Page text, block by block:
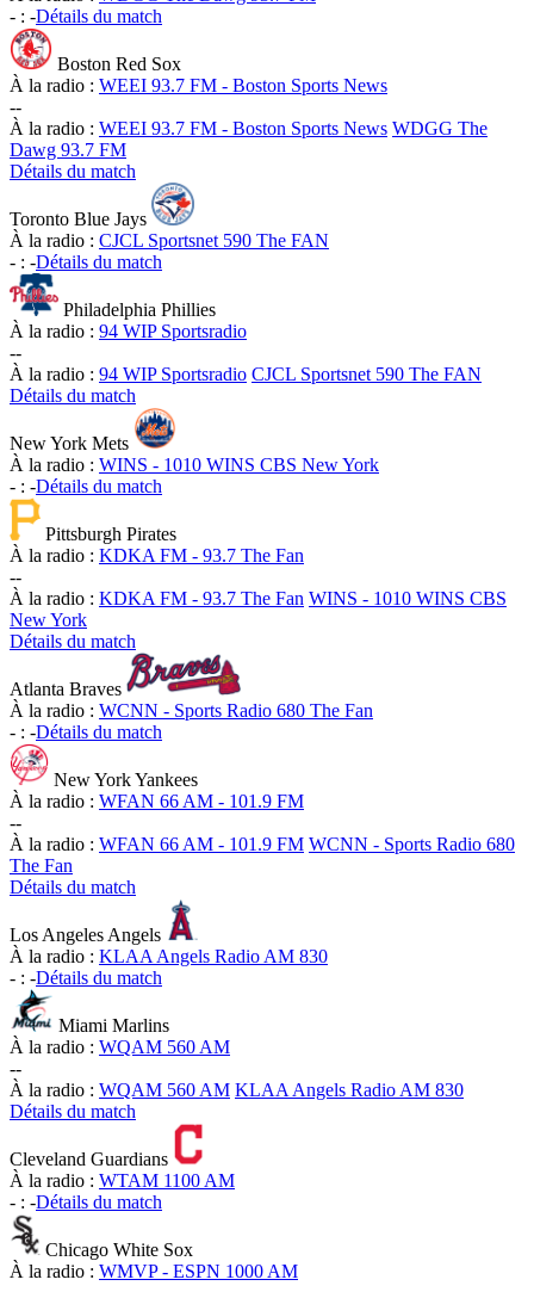
- : -Détails du match
Boston Red Sox
À la radio : WEEI 93.7 FM - Boston Sports News
--
À la radio : WEEI 93.7 FM - Boston Sports News WDGG The
Dawg 93.7 FM
Détails du match
Toronto Blue Jays
À la radio : CJCL Sportsnet 590 The FAN
- : -Détails du match
Philadelphia Phillies
À la radio : 94 WIP Sportsradio
--
À la radio : 94 WIP Sportsradio CJCL Sportsnet 590 The FAN
Détails du match
New York Mets
À la radio : WINS - 1010 WINS CBS New York
- : -Détails du match
Pittsburgh Pirates
À la radio : KDKA FM - 93.7 The Fan
--
À la radio : KDKA FM - 93.7 The Fan WINS - 1010 WINS CBS
New York
Détails du match
Atlanta Braves
À la radio : WCNN - Sports Radio 680 The Fan
- : -Détails du match
New York Yankees
À la radio : WFAN 66 AM - 101.9 FM
--
À la radio : WFAN 66 AM - 101.9 FM WCNN - Sports Radio 680
The Fan
Détails du match
Los Angeles Angels
À la radio : KLAA Angels Radio AM 830
- : -Détails du match
Miami Marlins
À la radio : WQAM 560 AM
--
À la radio : WQAM 560 AM KLAA Angels Radio AM 830
Détails du match
Cleveland Guardians
À la radio : WTAM 1100 AM
- : -Détails du match
Chicago White Sox
À la radio : WMVP - ESPN 1000 AM